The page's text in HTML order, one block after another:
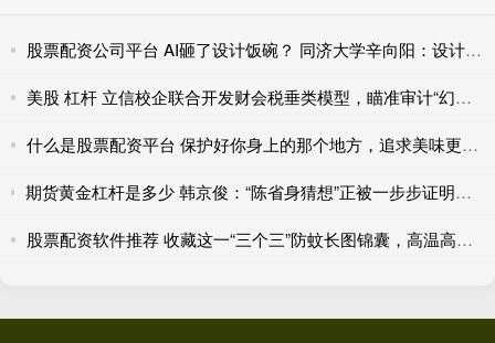
股票配资公司平台 AI砸了设计饭碗？ 同济大学辛向阳：设计教育该重视“落地”和跨学科
美股 杠杆 立信校企联合开发财会税垂类模型，瞄准审计“幻觉”和财报舞弊识别
什么是股票配资平台 保护好你身上的那个地方，追求美味更要注重健康！
期货黄金杠杆是多少 韩京俊：“陈省身猜想”正被一步步证明，有理由期待完全在本土培养出菲奖得主
股票配资软件推荐 收藏这一“三个三”防蚊长图锦囊，高温高湿季节莫让蚊虫“喜滋滋”